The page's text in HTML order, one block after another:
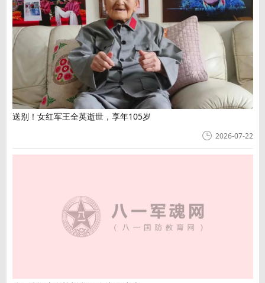
送别！女红军王全英逝世，享年105岁
2026-07-22